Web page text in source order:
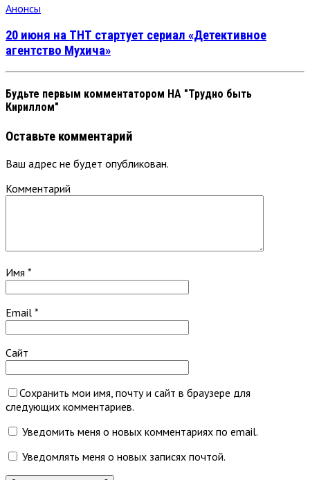
Анонсы
20 июня на ТНТ стартует сериал «Детективное
агентство Мухича»
Будьте первым комментатором НА "Трудно быть
Кириллом"
Оставьте комментарий
Ваш адрес не будет опубликован.
Комментарий
Имя *
Email *
Сайт
Сохранить мои имя, почту и сайт в браузере для
следующих комментариев.
Уведомить меня о новых комментариях по email.
Уведомлять меня о новых записях почтой.